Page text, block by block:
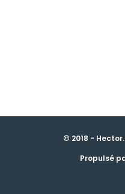
© 2018 -
Propulsé